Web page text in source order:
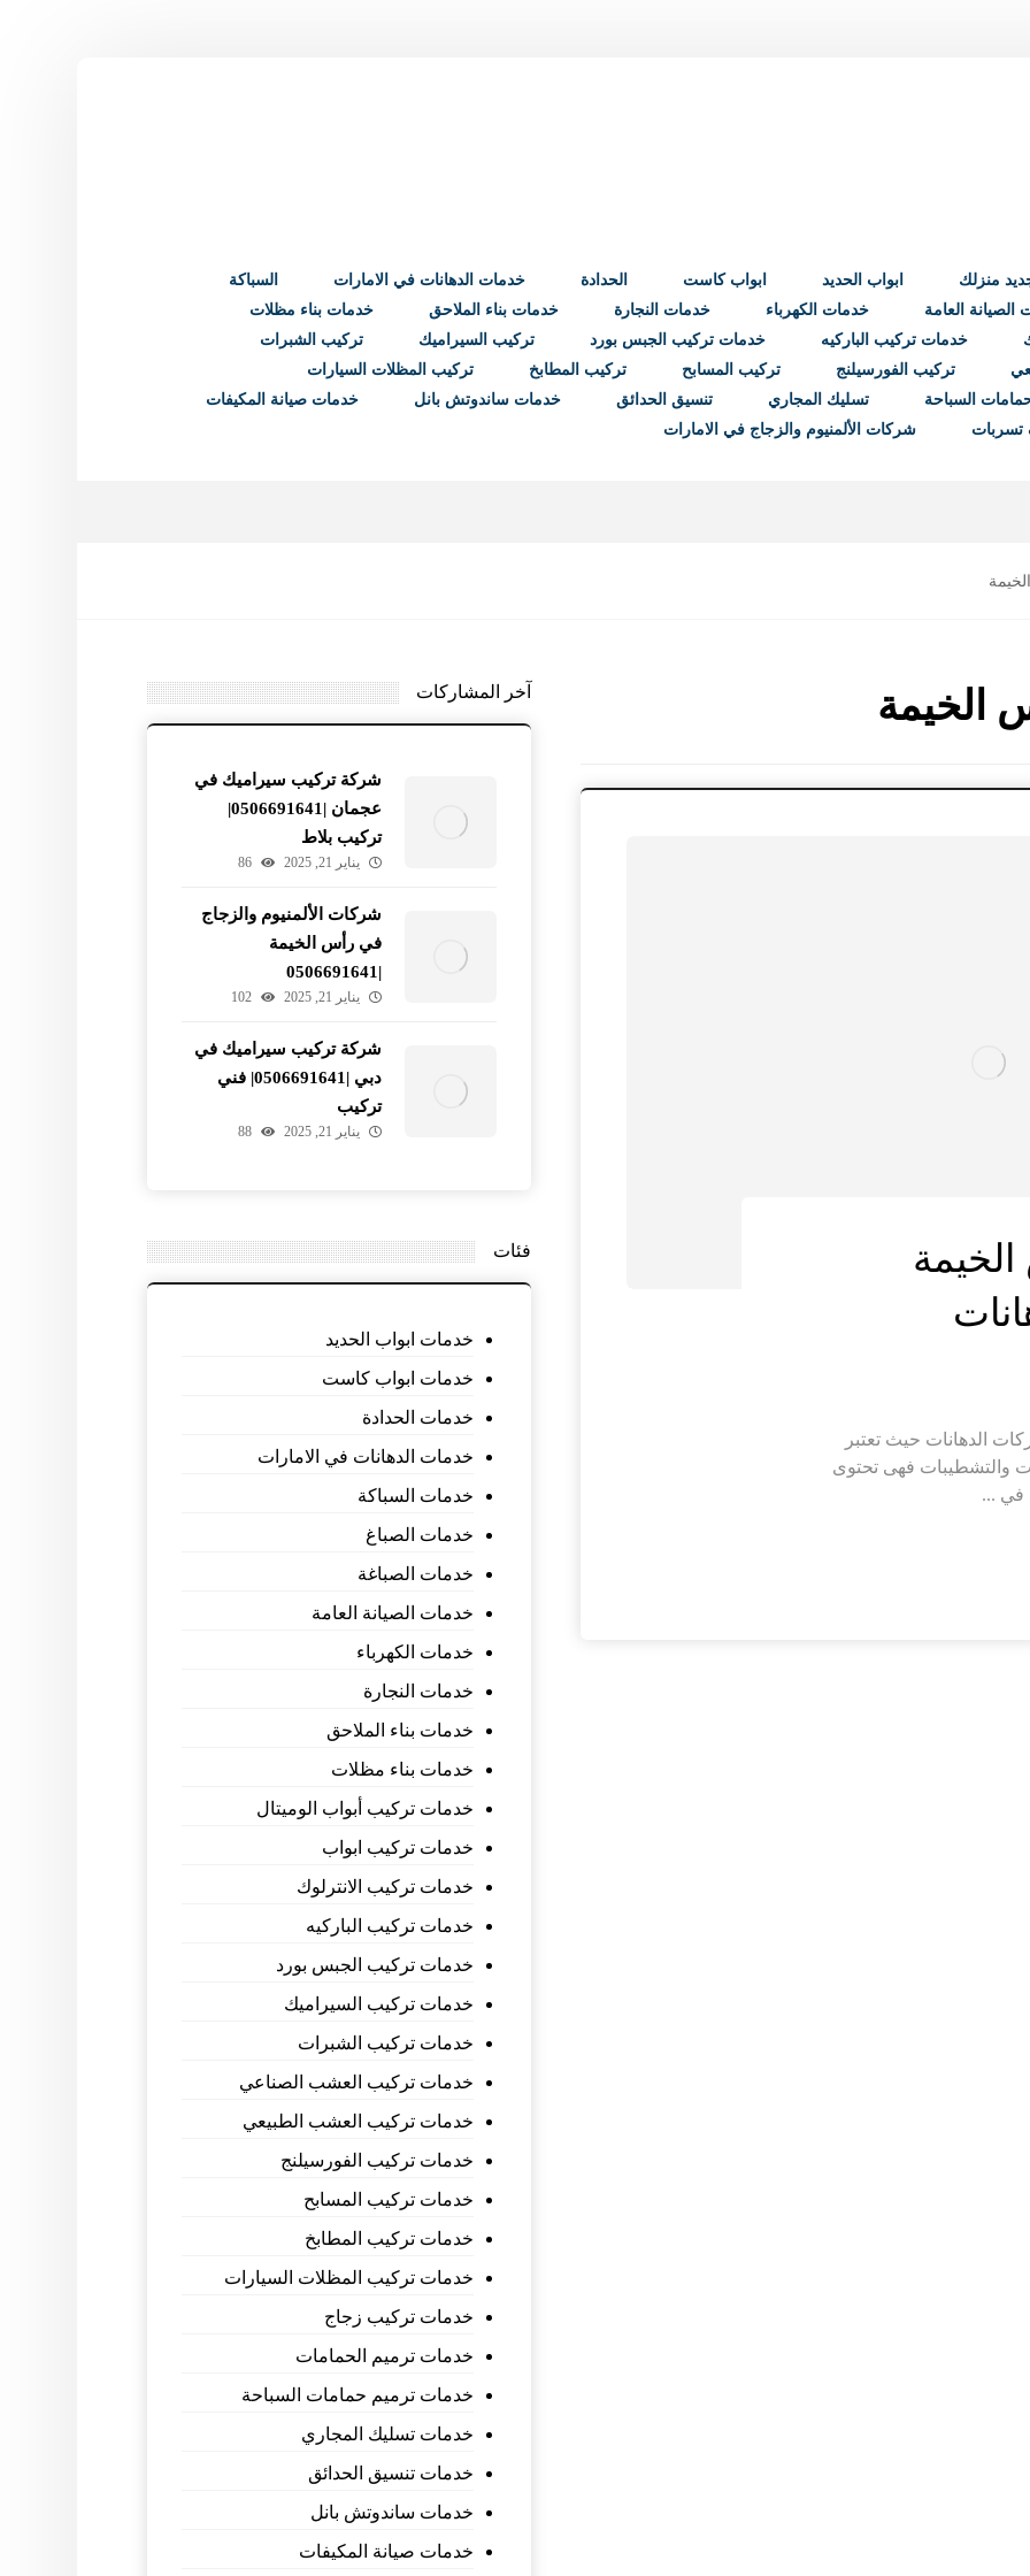
ابواب الحديد ابواب كاست الحدادة خدمات الدهانات في الامارات
السباكة
الصيانة العامة خدمات الكهرباء خدمات النجارة خدمات بناء الملاحق
خدمات بناء مظلات
خدمات تركيب الباركيه خدمات تركيب الجبس بورد تركيب السيراميك
تركيب الشبرات
تركيب الفورسيلنج تركيب المسابح تركيب المطابخ
تركيب المظلات السيارات
السباحة تسليك المجاري تنسيق الحدائق خدمات ساندوتش بانل
خدمات صيانة المكيفات
شركات الألمنيوم والزجاج في الامارات
الدهانات حيث تعتبر
والتشطيبات فهى تحتوى
في ...
آخر المشاركات
شركة تركيب سيراميك في
عجمان |0506691641|
تركيب بلاط
يناير 21, 2025 86
شركات الألمنيوم والزجاج
في رأس الخيمة
|0506691641
يناير 21, 2025 102
شركة تركيب سيراميك في
دبي |0506691641| فني
تركيب
يناير 21, 2025 88
فئات
خدمات ابواب الحديد
خدمات ابواب كاست
خدمات الحدادة
خدمات الدهانات في الامارات
خدمات السباكة
خدمات الصباغ
خدمات الصباغة
خدمات الصيانة العامة
خدمات الكهرباء
خدمات النجارة
خدمات بناء الملاحق
خدمات بناء مظلات
خدمات تركيب أبواب الوميتال
خدمات تركيب ابواب
خدمات تركيب الانترلوك
خدمات تركيب الباركيه
خدمات تركيب الجبس بورد
خدمات تركيب السيراميك
خدمات تركيب الشبرات
خدمات تركيب العشب الصناعي
خدمات تركيب العشب الطبيعي
خدمات تركيب الفورسيلنج
خدمات تركيب المسابح
خدمات تركيب المطابخ
خدمات تركيب المظلات السيارات
خدمات تركيب زجاج
خدمات ترميم الحمامات
خدمات ترميم حمامات السباحة
خدمات تسليك المجاري
خدمات تنسيق الحدائق
خدمات ساندوتش بانل
خدمات صيانة المكيفات